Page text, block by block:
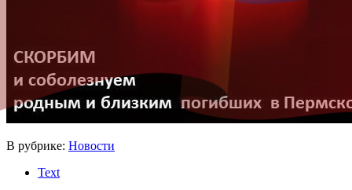
В рубрике: Новости
Text